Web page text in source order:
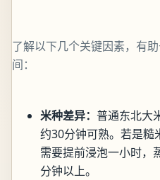
了解以下几个关键因素，有
间：
米种差异： 普通东北大
约30分钟可熟。若是糙
需要提前浸泡一小时，
分钟以上。